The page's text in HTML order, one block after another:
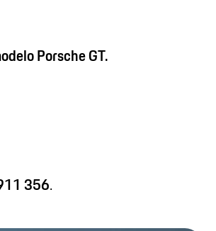
Porsche GT.
356.